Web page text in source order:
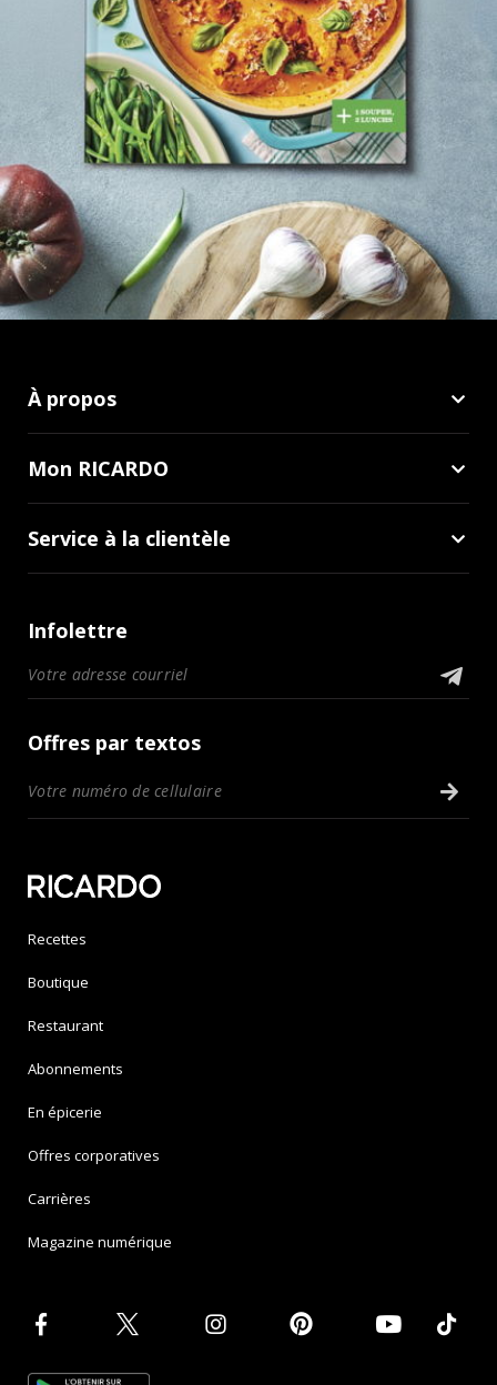
À propos
Mon RICARDO
Service à la clientèle
Infolettre
Offres par textos
Recettes
Boutique
Restaurant
Abonnements
En épicerie
Offres corporatives
Carrières
Magazine numérique